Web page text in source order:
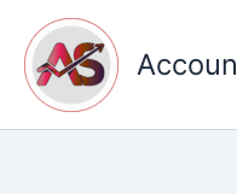
content